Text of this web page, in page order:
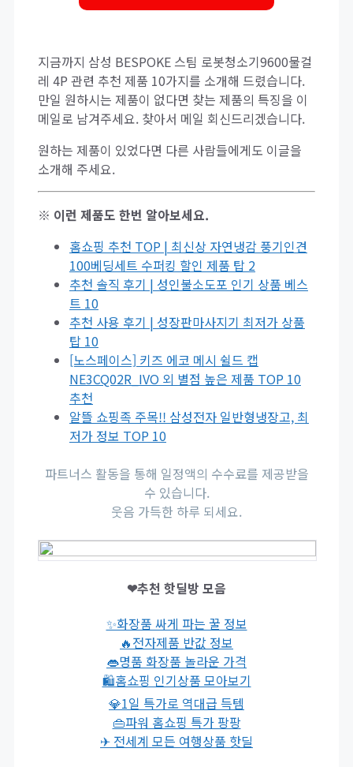
지금까지 삼성 BESPOKE 스팀 로봇청소기9600물걸
레 4P 관련 추천 제품 10가지를 소개해 드렸습니다.
만일 원하시는 제품이 없다면 찾는 제품의 특징을 이
메일로 남겨주세요. 찾아서 메일 회신드리겠습니다.
원하는 제품이 있었다면 다른 사람들에게도 이글을
소개해 주세요.
※ 이런 제품도 한번 알아보세요.
홈쇼핑 추천 TOP | 최신상 자연냉감 풍기인견
100베딩세트 수퍼킹 할인 제품 탑 2
추천 솔직 후기 | 성인불소도포 인기 상품 베스
트 10
추천 사용 후기 | 성장판마사지기 최저가 상품
탑 10
[노스페이스] 키즈 에코 메시 쉴드 캡
NE3CQ02R_IVO 외 별점 높은 제품 TOP 10
추천
알뜰 쇼핑족 주목!! 삼성전자 일반형냉장고, 최
저가 정보 TOP 10
파트너스 활동을 통해 일정액의 수수료를 제공받을
수 있습니다.
웃음 가득한 하루 되세요.
❤추천 핫딜방 모음
✨화장품 싸게 파는 꿀 정보
🔥전자제품 반값 정보
👄명품 화장품 놀라운 가격
🛍홈쇼핑 인기상품 모아보기
💎1일 특가로 역대급 득템
👜파워 홈쇼핑 특가 팡팡
✈ 전세계 모든 여행상품 핫딜